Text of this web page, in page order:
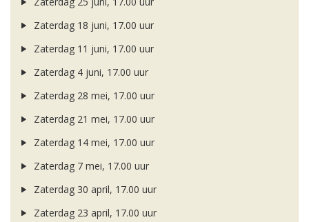
Zaterdag 18 juni, 17.00 uur
Zaterdag 11 juni, 17.00 uur
Zaterdag 4 juni, 17.00 uur
Zaterdag 28 mei, 17.00 uur
Zaterdag 21 mei, 17.00 uur
Zaterdag 14 mei, 17.00 uur
Zaterdag 7 mei, 17.00 uur
Zaterdag 30 april, 17.00 uur
Zaterdag 23 april, 17.00 uur